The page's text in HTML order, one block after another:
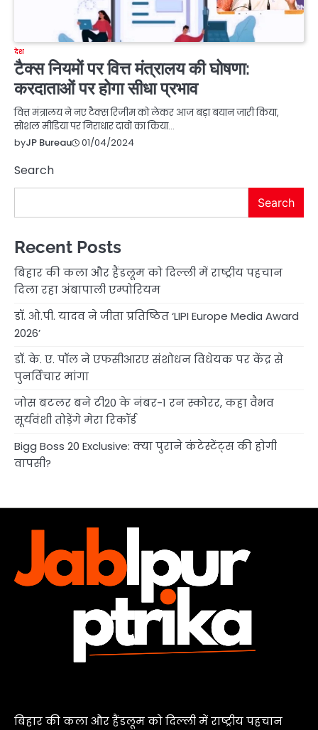
देश
टैक्स नियमों पर वित्त मंत्रालय की घोषणा:
करदाताओं पर होगा सीधा प्रभाव
वित्त मंत्रालय ने नए टैक्स रिजीम को लेकर आज बड़ा बयान जारी किया,
सोशल मीडिया पर निराधार दावों का किया…
byJP Bureau 01/04/2024
Search
Search
Recent Posts
बिहार की कला और हैंडलूम को दिल्ली में राष्ट्रीय पहचान
दिला रहा अंबापाली एम्पोरियम
डॉ. ओ.पी. यादव ने जीता प्रतिष्ठित ‘LIPI Europe Media Award
2026’
डॉ. के. ए. पॉल ने एफसीआरए संशोधन विधेयक पर केंद्र से
पुनर्विचार मांगा
जोस बटलर बने टी20 के नंबर-1 रन स्कोरर, कहा वैभव
सूर्यवंशी तोड़ेंगे मेरा रिकॉर्ड
Bigg Boss 20 Exclusive: क्या पुराने कंटेस्टेंट्स की होगी
वापसी?
बिहार की कला और हैंडलूम को दिल्ली में राष्ट्रीय पहचान